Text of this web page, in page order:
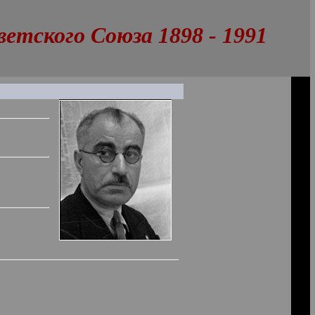
Союза 1898 - 1991